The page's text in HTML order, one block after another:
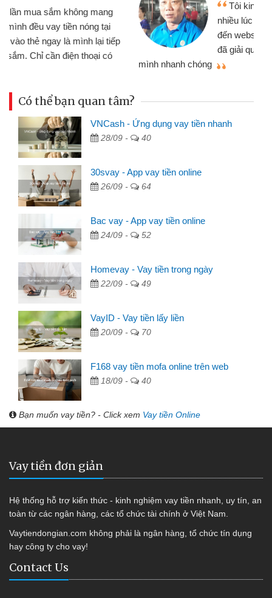
Tôi kinh doanh buôn bán nhỏ lẻ
nhiều lúc cần vốn nhập hàng, nhờ biết
đến website qua bạn bè giới thiệu tôi
đã giải quyết được công việc của
Có thể bạn quan tâm?
VNCash - Ứng dụng vay tiền nhanh
28/09 - 40
30svay - App vay tiền online
26/09 - 64
Bac vay - App vay tiền online
24/09 - 52
Homevay - Vay tiền trong ngày
22/09 - 49
VayID - Vay tiền lấy liền
20/09 - 70
F168 vay tiền mofa online trên web
18/09 - 40
Bạn muốn vay tiền? - Click xem Vay tiền Online
Vay tiền đơn giản
Hệ thống hỗ trợ kiến thức - kinh nghiệm vay tiền nhanh, uy tín, an
toàn từ các ngân hàng, các tổ chức tài chính ở Việt Nam.
Vaytiendongian.com không phải là ngân hàng, tổ chức tín dụng
hay công ty cho vay!
Contact Us